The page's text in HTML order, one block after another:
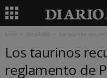
Inicio Actualidad Los taurinos
Los taurinos
reglamento de